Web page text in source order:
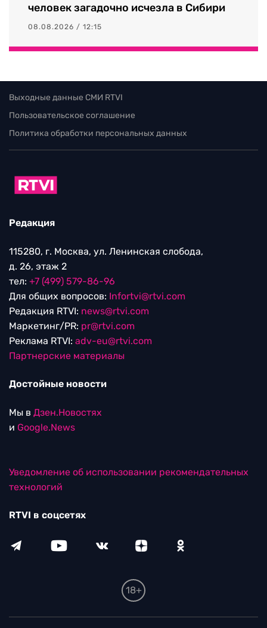
человек загадочно исчезла в Сибири
08.08.2026 / 12:15
Выходные данные СМИ RTVI
Пользовательское соглашение
Политика обработки персональных данных
Редакция
115280, г. Москва, ул. Ленинская слобода,
д. 26, этаж 2
тел: +7 (499) 579-86-96
Для общих вопросов: Infortvi@rtvi.com
Редакция RTVI: news@rtvi.com
Маркетинг/PR: pr@rtvi.com
Реклама RTVI: adv-eu@rtvi.com
Партнерские материалы
Достойные новости
Мы в Дзен.Новостях
и Google.News
Уведомление об использовании рекомендательных
технологий
RTVI в соцсетях
18+